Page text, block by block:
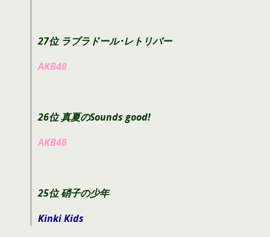
27位 ラブラドール･レトリバー
AKB48
26位 真夏のSounds good!
AKB48
25位 硝子の少年
Kinki Kids